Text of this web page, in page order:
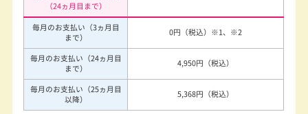
（24ヵ月目まで）
毎月のお支払い（3ヵ月目
まで）
0円（税込） ※1、※2
毎月のお支払い（24ヵ月目
まで）
4,950円（税込）
毎月のお支払い（25ヵ月目
以降）
5,368円（税込）